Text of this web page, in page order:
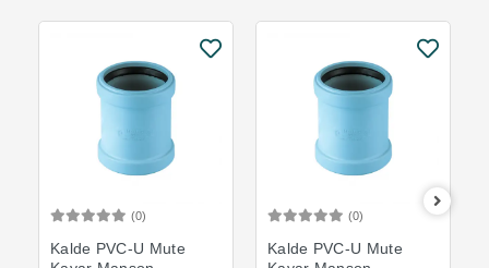
(0)
Kalde PVC-U Mute
(0)
Kalde PVC-U Mute